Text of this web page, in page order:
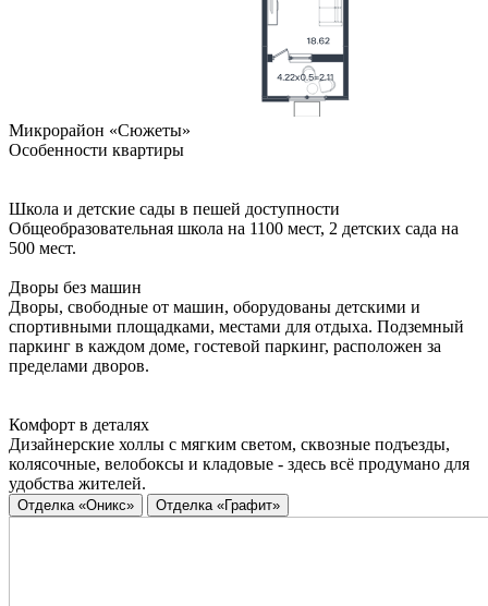
Микрорайон «Сюжеты»
Особенности квартиры
Школа и детские сады в пешей доступности
Общеобразовательная школа на 1100 мест, 2 детских сада на
500 мест.
Дворы без машин
Дворы, свободные от машин, оборудованы детскими и
спортивными площадками, местами для отдыха. Подземный
паркинг в каждом доме, гостевой паркинг, расположен за
пределами дворов.
Комфорт в деталях
Дизайнерские холлы с мягким светом, сквозные подъезды,
колясочные, велобоксы и кладовые - здесь всё продумано для
удобства жителей.
Отделка «Оникс» Отделка «Графит»